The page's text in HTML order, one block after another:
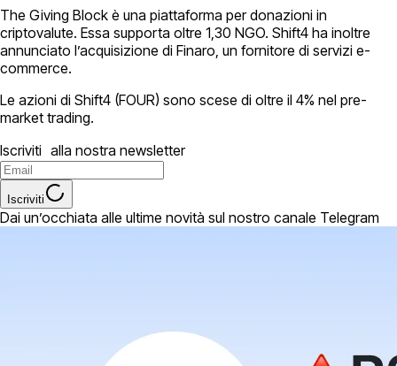
The Giving Block è una piattaforma per donazioni in
criptovalute. Essa supporta oltre 1,30 NGO. Shift4 ha inoltre
annunciato l’acquisizione di Finaro, un fornitore di servizi e-
commerce.
Le azioni di Shift4 (FOUR) sono scese di oltre il 4% nel pre-
market trading.
Iscriviti alla nostra newsletter
Iscriviti
Dai un’occhiata alle ultime novità sul nostro canale Telegram